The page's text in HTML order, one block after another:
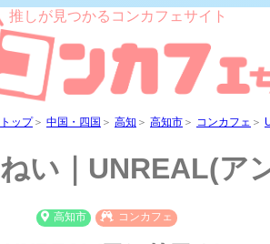
推しが見つかるコンカフェサイト
トップ＞ 中国・四国 ＞ 高知 ＞ 高知市 ＞ コンカフェ ＞
ねい｜UNREAL(ア
高知市 コンカフェ